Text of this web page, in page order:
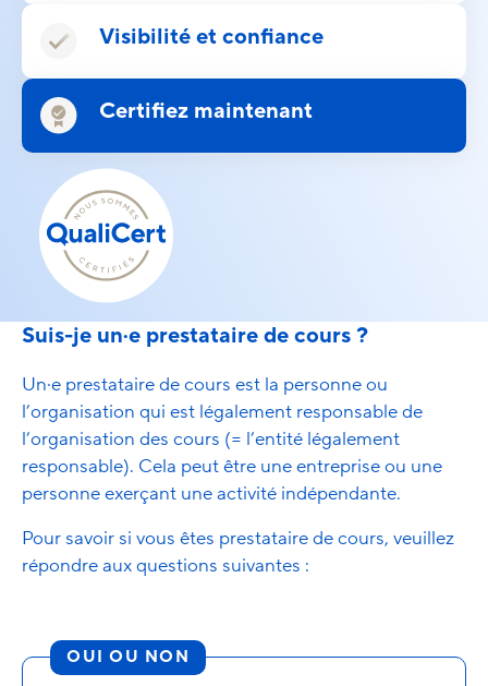
Visibilité et confiance
Certifiez maintenant
Suis-je un·e prestataire de cours ?
Un·e prestataire de cours est la personne ou
l’organisation qui est légalement responsable de
l’organisation des cours (= l’entité légalement
responsable). Cela peut être une entreprise ou une
personne exerçant une activité indépendante.
Pour savoir si vous êtes prestataire de cours, veuillez
répondre aux questions suivantes :
OUI OU NON